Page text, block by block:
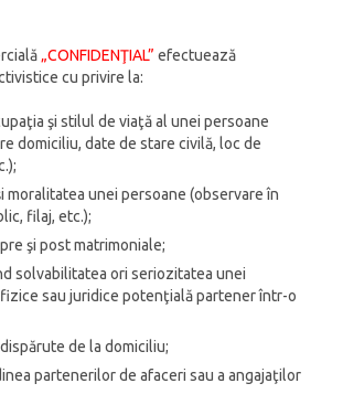
„CONFIDENŢIAL” efectuează
cu privire la:
şi stilul de viaţă al unei persoane
domiciliu, date de stare civilă, loc de
moralitatea unei persoane (observare în
filaj, etc.);
şi post matrimoniale;
solvabilitatea ori seriozitatea unei
sau juridice potenţială partener într-o
de la domiciliu;
partenerilor de afaceri sau a angajaţilor